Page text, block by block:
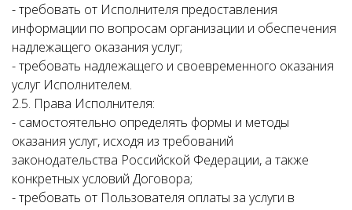
- требовать от Исполнителя предоставления
информации по вопросам организации и обеспечения
надлежащего оказания услуг;
- требовать надлежащего и своевременного оказания
услуг Исполнителем.
2.5. Права Исполнителя:
- самостоятельно определять формы и методы
оказания услуг, исходя из требований
законодательства Российской Федерации, а также
конкретных условий Договора;
- требовать от Пользователя оплаты за услуги в